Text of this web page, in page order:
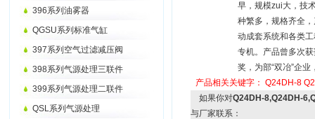
396系列油雾器
QGSU系列标准气缸
397系列空气过滤减压阀
398系列气源处理三联件
399系列气源处理二联件
QSL系列气源处理
早，规模zui大，技
种繁多，规格齐全
动成套系统和各类
专机。产品曾多次
奖，为部“双冶”企
产品相关关键字： Q24DH-8
如果你对Q24DH-8,Q24DH-
与厂家联系：